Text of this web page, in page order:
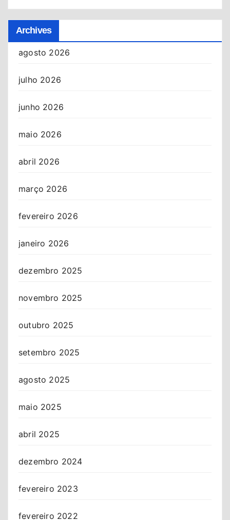
Archives
agosto 2026
julho 2026
junho 2026
maio 2026
abril 2026
março 2026
fevereiro 2026
janeiro 2026
dezembro 2025
novembro 2025
outubro 2025
setembro 2025
agosto 2025
maio 2025
abril 2025
dezembro 2024
fevereiro 2023
fevereiro 2022